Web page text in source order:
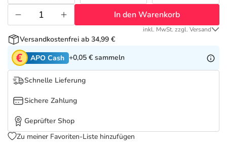
Vitamine & Mineralstoffe
In den Warenkorb
inkl. MwSt. zzgl. Versand
Versandkostenfrei ab 34,99 €
APO Cash +0,05 € sammeln
Schnelle Lieferung
Sichere Zahlung
Geprüfter Shop
Zu meiner Favoriten-Liste hinzufügen